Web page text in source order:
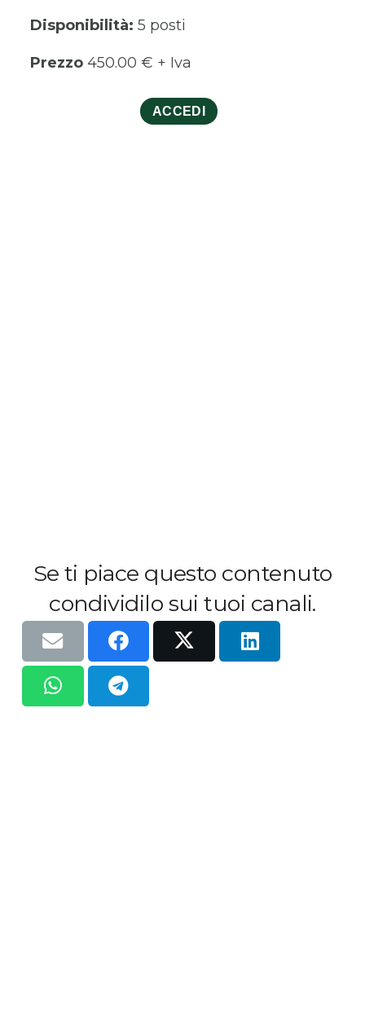
Disponibilità: 5 posti
Prezzo 450.00 € + Iva
ACCEDI
Se ti piace questo contenuto
condividilo sui tuoi canali.